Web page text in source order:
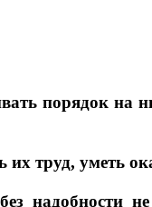
порядок
их труд, уметь